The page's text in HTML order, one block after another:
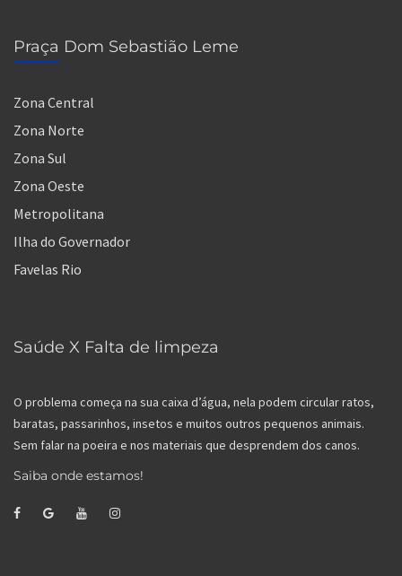
Praça Dom Sebastião Leme
Zona Central
Zona Norte
Zona Sul
Zona Oeste
Metropolitana
Ilha do Governador
Favelas Rio
Saúde X Falta de limpeza
O problema começa na sua caixa d’água, nela podem circular ratos,
baratas, passarinhos, insetos e muitos outros pequenos animais.
Sem falar na poeira e nos materiais que desprendem dos canos.
Saiba onde estamos!